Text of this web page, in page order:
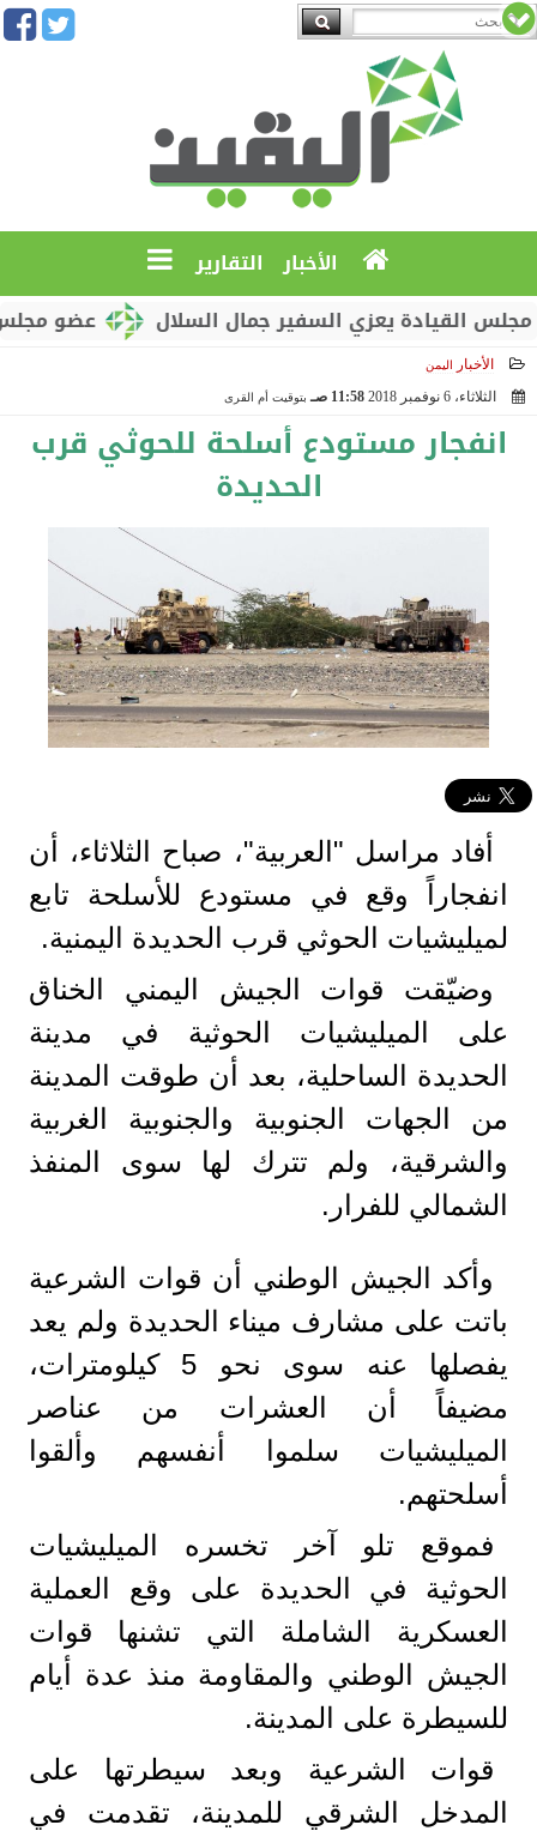
الأخبار التقارير
عضو مجلس
يعزي السفير جمال السلال
الأخبار اليمن
الثلاثاء، 6 نوفمبر 2018 11:58 صـ بتوقيت أم القرى
انفجار مستودع أسلحة للحوثي قرب
الحديدة
أفاد مراسل "العربية"، صباح الثلاثاء، أن
انفجاراً وقع في مستودع للأسلحة تابع
لميليشيات الحوثي قرب الحديدة اليمنية.
وضيّقت قوات الجيش اليمني الخناق
على الميليشيات الحوثية في مدينة
الحديدة الساحلية، بعد أن طوقت المدينة
من الجهات الجنوبية والجنوبية الغربية
والشرقية، ولم تترك لها سوى المنفذ
الشمالي للفرار.
وأكد الجيش الوطني أن قوات الشرعية
باتت على مشارف ميناء الحديدة ولم يعد
يفصلها عنه سوى نحو 5 كيلومترات،
مضيفاً أن العشرات من عناصر
الميليشيات سلموا أنفسهم وألقوا
أسلحتهم.
فموقع تلو آخر تخسره الميليشيات
الحوثية في الحديدة على وقع العملية
العسكرية الشاملة التي تشنها قوات
الجيش الوطني والمقاومة منذ عدة أيام
للسيطرة على المدينة.
قوات الشرعية وبعد سيطرتها على
المدخل الشرقي للمدينة، تقدمت في